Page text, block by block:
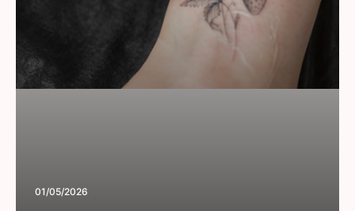
01/05/2026